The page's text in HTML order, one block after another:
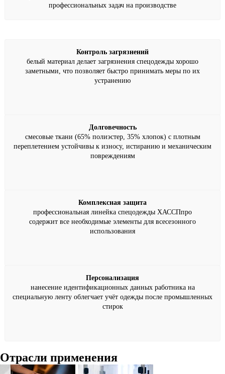
профессиональных задач на производстве
Контроль загрязнений
белый материал делает загрязнения спецодежды хорошо
заметными, что позволяет быстро принимать меры по их
устранению
Долговечность
смесовые ткани (65% полиэстер, 35% хлопок) с плотным
переплетением устойчивы к износу, истиранию и механическим
повреждениям
Комплексная защита
профессиональная линейка спецодежды ХАССПпро
содержит все необходимые элементы для всесезонного
использования
Персонализация
нанесение идентификационных данных работника на
специальную ленту облегчает учёт одежды после промышленных
стирок
Отрасли применения